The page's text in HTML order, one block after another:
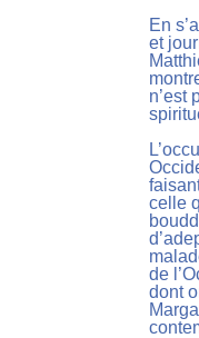
En
et
n’est
celle
de
dont